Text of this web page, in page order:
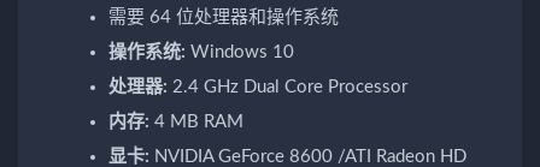
需要 64 位处理器和操作系统
操作系统: Windows 10
处理器: 2.4 GHz Dual Core Processor
内存: 4 MB RAM
显卡: NVIDIA GeForce 8600 /ATI Radeon HD